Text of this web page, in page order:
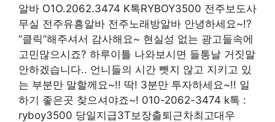
알바 O1O.2062.3474 K톡RYBOY3500 전주보도사
무실 전주유흥알바 전주노래방알바 안녕하세요~!?
“클릭”해주셔서 감사해요~ 현실성 없는 광고들속에
고민많으시죠? 하루이틀 나와보시면 들통날 거짓말
안하겠습니다.. 언니들의 시간 뺏지 않고 지키고 있
는 부분만 말할께요~!! 딱! 3분만 투자하세요~!! 일
하기 좋은곳 찾으셔야죠~! 010-2062-3474 k톡 :
ryboy3500 당일지급3T보장출퇴근차최고대우